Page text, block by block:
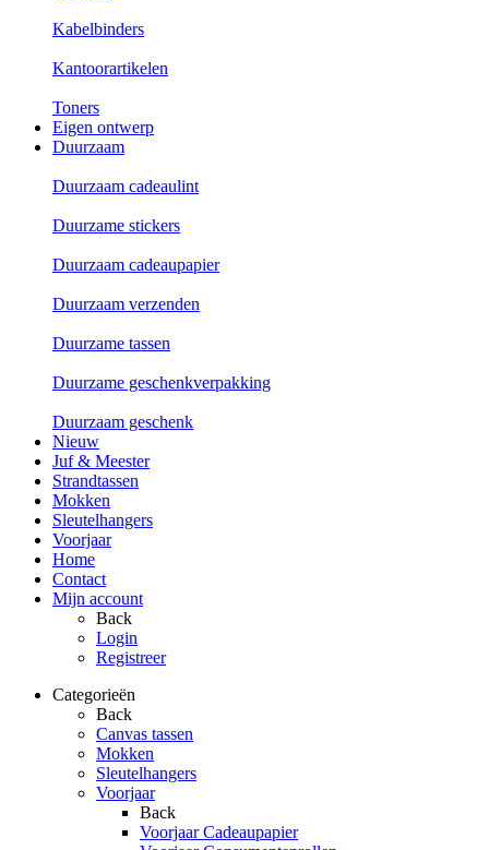
Kabelbinders
Kantoorartikelen
Toners
Eigen ontwerp
Duurzaam
Duurzaam cadeaulint
Duurzame stickers
Duurzaam cadeaupapier
Duurzaam verzenden
Duurzame tassen
Duurzame geschenkverpakking
Duurzaam geschenk
Nieuw
Juf & Meester
Strandtassen
Mokken
Sleutelhangers
Voorjaar
Home
Contact
Mijn account
Back
Login
Registreer
Categorieën
Back
Canvas tassen
Mokken
Sleutelhangers
Voorjaar
Back
Voorjaar Cadeaupapier